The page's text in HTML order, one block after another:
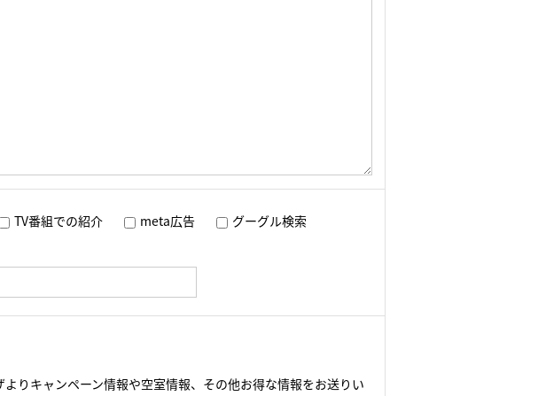
TV番組での紹介 meta広告
グーグル検索
りキャンペーン情報や空室情報、その他お得な情報をお送りい